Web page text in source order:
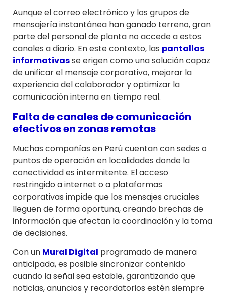
Aunque el correo electrónico y los grupos de
mensajería instantánea han ganado terreno, gran
parte del personal de planta no accede a estos
canales a diario. En este contexto, las pantallas
informativasse erigen como una solución capaz
de unificar el mensaje corporativo, mejorar la
experiencia del colaborador y optimizar la
comunicación interna en tiempo real.
Falta de canales de comunicación
efectivos en zonas remotas
Muchas compañías en Perú cuentan con sedes o
puntos de operación en localidades donde la
conectividad es intermitente. El acceso
restringido a internet o a plataformas
corporativas impide que los mensajes cruciales
lleguen de forma oportuna, creando brechas de
información que afectan la coordinación y la toma
de decisiones.
Con un Mural Digital programado de manera
anticipada, es posible sincronizar contenido
cuando la señal sea estable, garantizando que
noticias, anuncios y recordatorios estén siempre